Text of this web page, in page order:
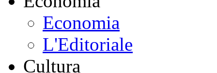
Economia
L'Editoriale
Cultura